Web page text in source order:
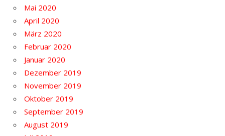
Mai 2020
April 2020
März 2020
Februar 2020
Januar 2020
Dezember 2019
November 2019
Oktober 2019
September 2019
August 2019